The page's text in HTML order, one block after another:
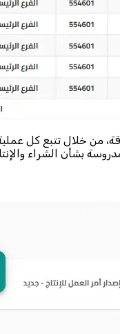
من خلال تتبع كل
بشأن الشراء